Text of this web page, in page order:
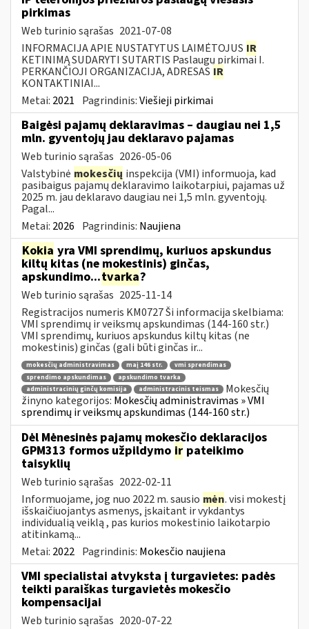
pirkimas
Web turinio sąrašas 2021-07-08
INFORMACIJA APIE NUSTATYTUS LAIMĖTOJUS IR
KETINIMĄ SUDARYTI SUTARTIS Paslaugų pirkimai I.
PERKANČIOJI ORGANIZACIJA, ADRESAS IR
KONTAKTINIAI...
Metai: 2021 Pagrindinis:Viešieji pirkimai
Baigėsi pajamų deklaravimas – daugiau nei 1,5
mln. gyventojų jau deklaravo pajamas
Web turinio sąrašas 2026-05-06
Valstybinė mokesčių inspekcija (VMI) informuoja, kad
pasibaigus pajamų deklaravimo laikotarpiui, pajamas už
2025 m. jau deklaravo daugiau nei 1,5 mln. gyventojų.
Pagal...
Metai: 2026 Pagrindinis: Naujiena
Kokia yra VMI sprendimų, kuriuos apskundus
kiltų kitas (ne mokestinis) ginčas,
apskundimo...tvarka?
Web turinio sąrašas 2025-11-14
Registracijos numeris KM0727 Ši informacija skelbiama:
VMI sprendimų ir veiksmų apskundimas (144-160 str.)
VMI sprendimų, kuriuos apskundus kiltų kitas (ne
mokestinis) ginčas (gali būti ginčas ir...
mokesčių administravimas maį 146 str.
vmi sprendimas
sprendimo apskundimas
apskundimo tvarka
administracinių ginčų komisija
administracinis teismas
Mokesčių
žinyno kategorijos: Mokesčių administravimas » VMI
sprendimų ir veiksmų apskundimas (144-160 str.)
Dėl Mėnesinės pajamų mokesčio deklaracijos
GPM313 formos užpildymo ir pateikimo
taisyklių
Web turinio sąrašas 2022-02-11
Informuojame, jog nuo 2022 m. sausio mėn. visi mokestį
išskaičiuojantys asmenys, įskaitant ir vykdantys
individualią veiklą , pas kurios mokestinio laikotarpio
atitinkamą...
Metai: 2022 Pagrindinis: Mokesčio naujiena
VMI specialistai atvyksta į turgavietes: padės
teikti paraiškas turgavietės mokesčio
kompensacijai
Web turinio sąrašas 2020-07-22